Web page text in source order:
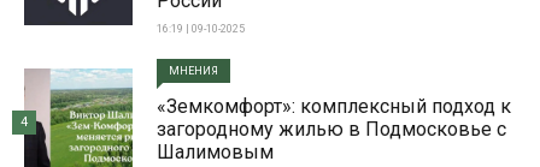
16:19 | 09-10-2025
МНЕНИЯ
«Земкомфорт»: комплексный подход к
загородному жилью в Подмосковье с
Шалимовым
4